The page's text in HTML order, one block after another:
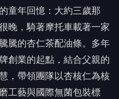
童年回憶：大約三歲那
晚，騎著摩托車載著一家
騰的杏仁茶配油條。多年
創業的起點，結合父親的
，帶領團隊以杏核仁為核
工藝與國際無菌包裝標